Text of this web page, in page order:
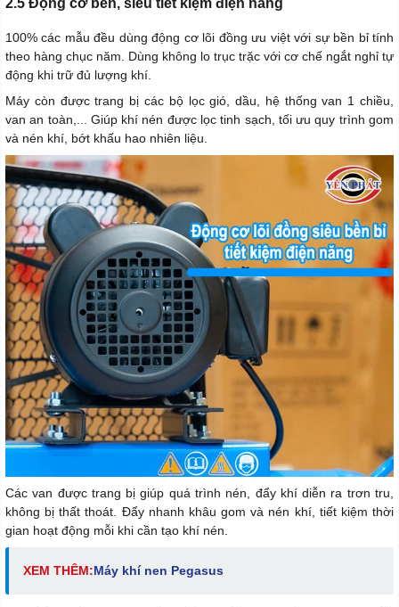
2.5 Động cơ bền, siêu tiết kiệm điện năng
100% các mẫu đều dùng động cơ lõi đồng ưu việt với sự bền bỉ tính
theo hàng chục năm. Dùng không lo trục trặc với cơ chế ngắt nghỉ tự
động khi trữ đủ lượng khí.
Máy còn được trang bị các bộ lọc gió, dầu, hệ thống van 1 chiều,
van an toàn,... Giúp khí nén được lọc tinh sạch, tối ưu quy trình gom
và nén khí, bớt khấu hao nhiên liệu.
Các van được trang bị giúp quá trình nén, đẩy khí diễn ra trơn tru,
không bị thất thoát. Đẩy nhanh khâu gom và nén khí, tiết kiệm thời
gian hoạt động mỗi khi cần tạo khí nén.
XEM THÊM:Máy khí nen Pegasus